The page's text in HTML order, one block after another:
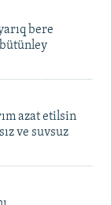
bere
azat etilsin
ve suvsuz